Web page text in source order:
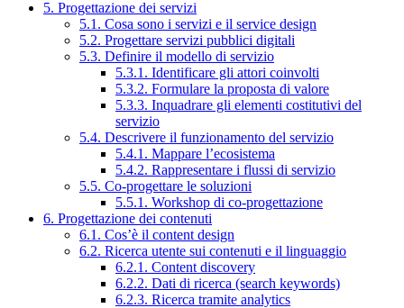
5. Progettazione dei servizi
5.1. Cosa sono i servizi e il service design
5.2. Progettare servizi pubblici digitali
5.3. Definire il modello di servizio
5.3.1. Identificare gli attori coinvolti
5.3.2. Formulare la proposta di valore
5.3.3. Inquadrare gli elementi costitutivi del
servizio
5.4. Descrivere il funzionamento del servizio
5.4.1. Mappare l’ecosistema
5.4.2. Rappresentare i flussi di servizio
5.5. Co-progettare le soluzioni
5.5.1. Workshop di co-progettazione
6. Progettazione dei contenuti
6.1. Cos’è il content design
6.2. Ricerca utente sui contenuti e il linguaggio
6.2.1. Content discovery
6.2.2. Dati di ricerca (search keywords)
6.2.3. Ricerca tramite analytics